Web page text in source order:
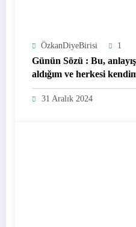
ÖzkanDiyeBirisi 1
Günün Sözü : Bu,
aldığım ve herkesi
yıldı. Herkese bol şans…
31 Aralık 2024